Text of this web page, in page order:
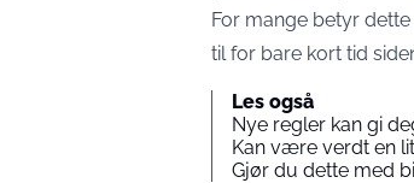
For mange betyr
til for bare kort tid
Les også
Nye regler kan gi
Kan være verdt en
Gjør du dette med